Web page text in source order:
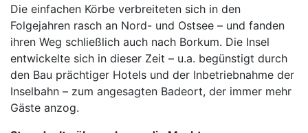
Die einfachen Körbe verbreiteten sich in den
Folgejahren rasch an Nord- und Ostsee – und fanden
ihren Weg schließlich auch nach Borkum. Die Insel
entwickelte sich in dieser Zeit – u.a. begünstigt durch
den Bau prächtiger Hotels und der Inbetriebnahme der
Inselbahn – zum angesagten Badeort, der immer mehr
Gäste anzog.